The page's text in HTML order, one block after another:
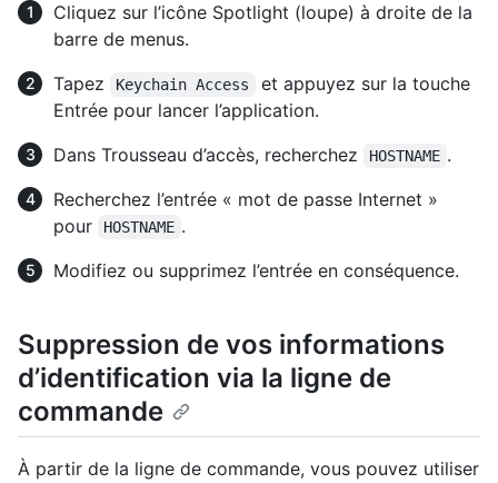
Cliquez sur l’icône Spotlight (loupe) à droite de la
barre de menus.
Tapez
Keychain Access
et appuyez sur la touche
Entrée pour lancer l’application.
Dans Trousseau d’accès, recherchez
HOSTNAME .
Recherchez l’entrée « mot de passe Internet »
pour
HOSTNAME .
Modifiez ou supprimez l’entrée en conséquence.
Suppression de vos informations
d’identification via la ligne de
commande
À partir de la ligne de commande, vous pouvez utiliser